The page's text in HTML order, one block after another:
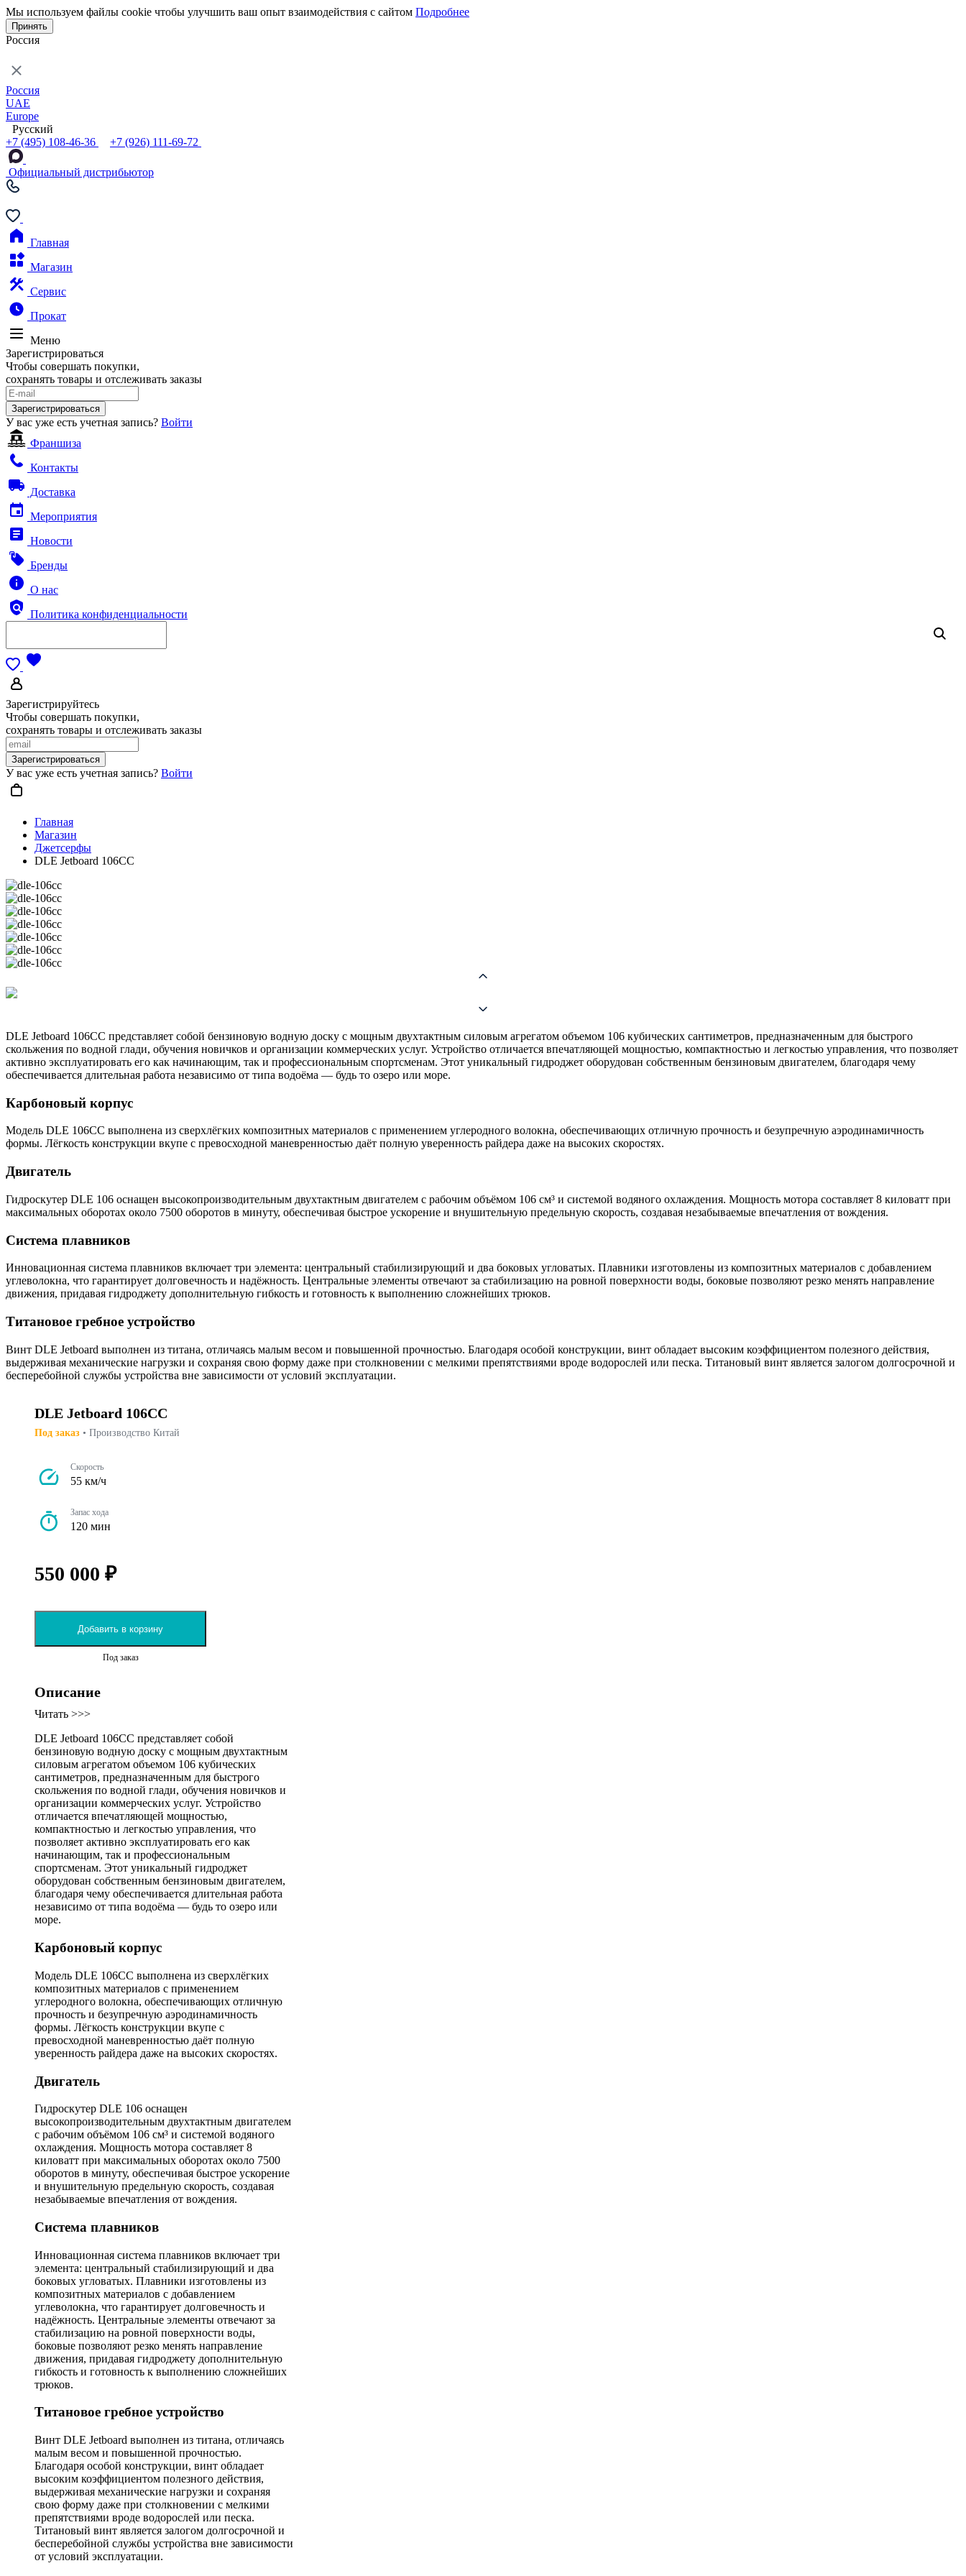
Мы используем файлы cookie чтобы улучшить ваш опыт взаимодействия с сайтом Подробнее
Принять
Россия
Россия
UAE
Europe
Русский
+7 (495) 108-46-36
+7 (926) 111-69-72
Официальный дистрибьютор
Главная
Магазин
Сервис
Прокат
Меню
Зарегистрироваться
Чтобы совершать покупки,
сохранять товары и отслеживать заказы
Зарегистрироваться
У вас уже есть учетная запись? Войти
Франшиза
Контакты
Доставка
Мероприятия
Новости
Бренды
О нас
Политика конфиденциальности
Зарегистрируйтесь
Чтобы совершать покупки,
сохранять товары и отслеживать заказы
Зарегистрироваться
У вас уже есть учетная запись? Войти
Главная
Магазин
Джетсерфы
DLE Jetboard 106CC
DLE Jetboard 106CC представляет собой бензиновую водную доску с мощным двухтактным силовым агрегатом объемом 106 кубических сантиметров, предназначенным для быстрого
скольжения по водной глади, обучения новичков и организации коммерческих услуг. Устройство отличается впечатляющей мощностью, компактностью и легкостью управления, что позволяет
активно эксплуатировать его как начинающим, так и профессиональным спортсменам. Этот уникальный гидроджет оборудован собственным бензиновым двигателем, благодаря чему
обеспечивается длительная работа независимо от типа водоёма — будь то озеро или море.
Карбоновый корпус
Модель DLE 106CC выполнена из сверхлёгких композитных материалов с применением углеродного волокна, обеспечивающих отличную прочность и безупречную аэродинамичность
формы. Лёгкость конструкции вкупе с превосходной маневренностью даёт полную уверенность райдера даже на высоких скоростях.
Двигатель
Гидроскутер DLE 106 оснащен высокопроизводительным двухтактным двигателем с рабочим объёмом 106 см³ и системой водяного охлаждения. Мощность мотора составляет 8 киловатт при
максимальных оборотах около 7500 оборотов в минуту, обеспечивая быстрое ускорение и внушительную предельную скорость, создавая незабываемые впечатления от вождения.
Система плавников
Инновационная система плавников включает три элемента: центральный стабилизирующий и два боковых угловатых. Плавники изготовлены из композитных материалов с добавлением
углеволокна, что гарантирует долговечность и надёжность. Центральные элементы отвечают за стабилизацию на ровной поверхности воды, боковые позволяют резко менять направление
движения, придавая гидроджету дополнительную гибкость и готовность к выполнению сложнейших трюков.
Титановое гребное устройство
Винт DLE Jetboard выполнен из титана, отличаясь малым весом и повышенной прочностью. Благодаря особой конструкции, винт обладает высоким коэффициентом полезного действия,
выдерживая механические нагрузки и сохраняя свою форму даже при столкновении с мелкими препятствиями вроде водорослей или песка. Титановый винт является залогом долгосрочной и
бесперебойной службы устройства вне зависимости от условий эксплуатации.
DLE Jetboard 106CC
Под заказ • Производство Китай
Скорость
55 км/ч
Запас хода
120 мин
550 000 ₽
Добавить в корзину
Под заказ
Описание
Читать >>>
DLE Jetboard 106CC представляет собой
бензиновую водную доску с мощным двухтактным
силовым агрегатом объемом 106 кубических
сантиметров, предназначенным для быстрого
скольжения по водной глади, обучения новичков и
организации коммерческих услуг. Устройство
отличается впечатляющей мощностью,
компактностью и легкостью управления, что
позволяет активно эксплуатировать его как
начинающим, так и профессиональным
спортсменам. Этот уникальный гидроджет
оборудован собственным бензиновым двигателем,
благодаря чему обеспечивается длительная работа
независимо от типа водоёма — будь то озеро или
море.
Карбоновый корпус
Модель DLE 106CC выполнена из сверхлёгких
композитных материалов с применением
углеродного волокна, обеспечивающих отличную
прочность и безупречную аэродинамичность
формы. Лёгкость конструкции вкупе с
превосходной маневренностью даёт полную
уверенность райдера даже на высоких скоростях.
Двигатель
Гидроскутер DLE 106 оснащен
высокопроизводительным двухтактным двигателем
с рабочим объёмом 106 см³ и системой водяного
охлаждения. Мощность мотора составляет 8
киловатт при максимальных оборотах около 7500
оборотов в минуту, обеспечивая быстрое ускорение
и внушительную предельную скорость, создавая
незабываемые впечатления от вождения.
Система плавников
Инновационная система плавников включает три
элемента: центральный стабилизирующий и два
боковых угловатых. Плавники изготовлены из
композитных материалов с добавлением
углеволокна, что гарантирует долговечность и
надёжность. Центральные элементы отвечают за
стабилизацию на ровной поверхности воды,
боковые позволяют резко менять направление
движения, придавая гидроджету дополнительную
гибкость и готовность к выполнению сложнейших
трюков.
Титановое гребное устройство
Винт DLE Jetboard выполнен из титана, отличаясь
малым весом и повышенной прочностью.
Благодаря особой конструкции, винт обладает
высоким коэффициентом полезного действия,
выдерживая механические нагрузки и сохраняя
свою форму даже при столкновении с мелкими
препятствиями вроде водорослей или песка.
Титановый винт является залогом долгосрочной и
бесперебойной службы устройства вне зависимости
от условий эксплуатации.